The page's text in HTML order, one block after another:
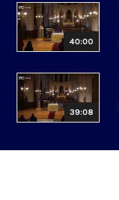
40:00
39:08